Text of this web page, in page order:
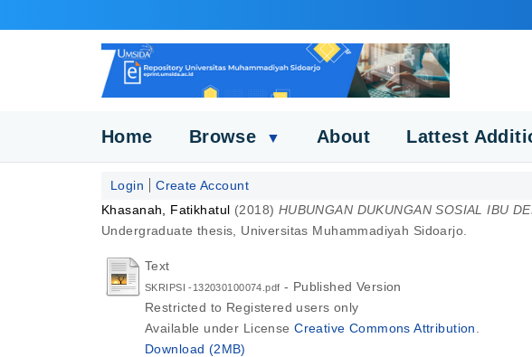
Home Browse ▼ About Lattest
Login
Create Account
Khasanah, Fatikhatul (2018) HUBUNGAN DUKUNGAN SOSIAL IBU
Undergraduate thesis, Universitas Muhammadiyah Sidoarjo.
Text
SKRIPSI -132030100074.pdf - Published Version
Restricted to Registered users only
Available under LicenseCreative Commons Attribution
Download (2MB)